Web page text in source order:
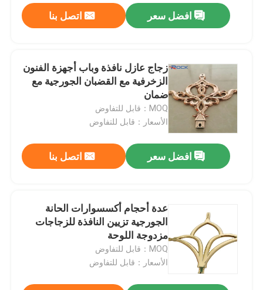
افضل سعر اتصل بنا
زجاج عازل نافذة وباب أجهزة الفنون
الزخرفية مع القضبان الجورجية مع
ضمان
MOQ：قابل للتفاوض
الأسعار：قابل للتفاوض
افضل سعر اتصل بنا
عدة أحجام أكسسوارات الحانة
الجورجية تزيين النافذة للزجاجات
مزدوجة اللوحة
MOQ：قابل للتفاوض
الأسعار：قابل للتفاوض